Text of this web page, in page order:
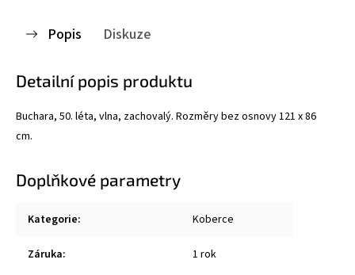
Popis Diskuze
Detailní popis produktu
Buchara, 50. léta, vlna, zachovalý. Rozměry bez osnovy 121 x 86
cm.
Doplňkové parametry
Kategorie: Koberce
Záruka: 1 rok